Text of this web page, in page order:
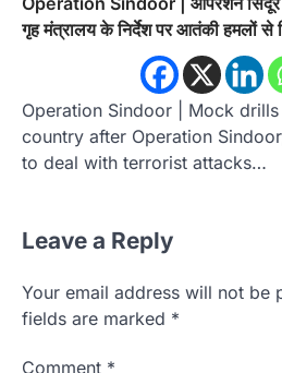
गृह मंत्रालय के निर्देश पर आतंकी हमलों से
Operation Sindoor | Mock
country after Operation
to deal with terrorist attacks…
Leave a Reply
Your email address will not be
fields are marked *
Comment *